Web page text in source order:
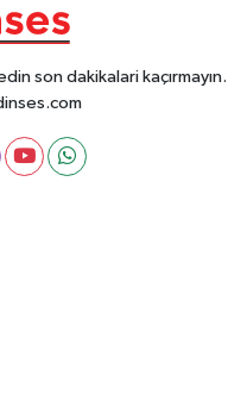
son dakikalari kaçırmayın.